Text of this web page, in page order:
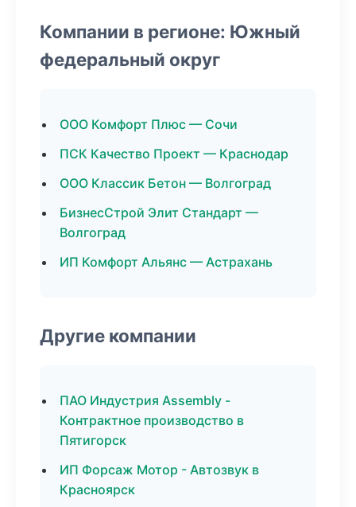
Компании в регионе: Южный
федеральный округ
ООО Комфорт Плюс — Сочи
ПСК Качество Проект — Краснодар
ООО Классик Бетон — Волгоград
БизнесСтрой Элит Стандарт —
Волгоград
ИП Комфорт Альянс — Астрахань
Другие компании
ПАО Индустрия Assembly -
Контрактное производство в
Пятигорск
ИП Форсаж Мотор - Автозвук в
Красноярск